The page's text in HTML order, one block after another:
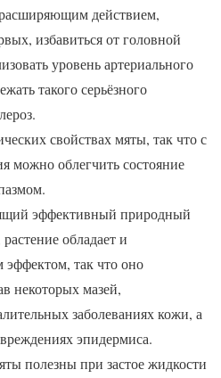
действием,
избавиться от головной
уровень артериального
такого серьёзного
свойствах мяты, так что с
можно облегчить состояние
эффективный природный
обладает и
так что оно
некоторых мазей,
заболеваниях кожи, а
эпидермиса.
полезны при застое жидкости